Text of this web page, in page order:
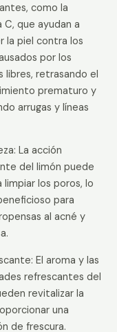
como la
C, que ayudan a
la piel contra los
por los
libres, retrasando el
prematuro y
arrugas y líneas
La acción
del limón puede
limpiar los poros, lo
para
al acné y
El aroma y las
refrescantes del
revitalizar la
una
de frescura.